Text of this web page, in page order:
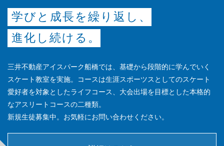
学びと成長を繰り返し、
進化し続ける。
三井不動産アイスパーク船橋では、基礎から段階的に学んでいく
スケート教室を実施。コースは生涯スポーツスとしてのスケート
愛好者を対象としたライフコース、大会出場を目標とした本格的
なアスリートコースの二種類。
新規生徒募集中。お気軽にお問い合わせください。